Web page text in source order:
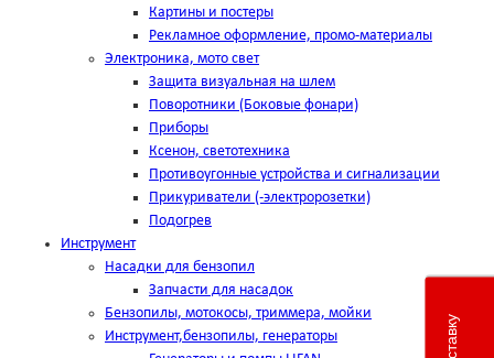
Картины и постеры
Рекламное оформление, промо-материалы
Электроника, мото свет
Защита визуальная на шлем
Поворотники (Боковые фонари)
Приборы
Ксенон, светотехника
Противоугонные устройства и сигнализации
Прикуриватели (-электророзетки)
Подогрев
Инструмент
Насадки для бензопил
Запчасти для насадок
Бензопилы, мотокосы, триммера, мойки
Инструмент,бензопилы, генераторы